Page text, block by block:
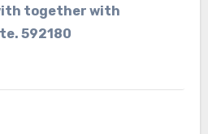
together with
592180